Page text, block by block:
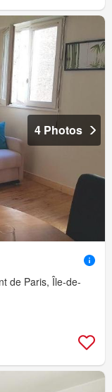
4 Photos
de Paris, Île-de-